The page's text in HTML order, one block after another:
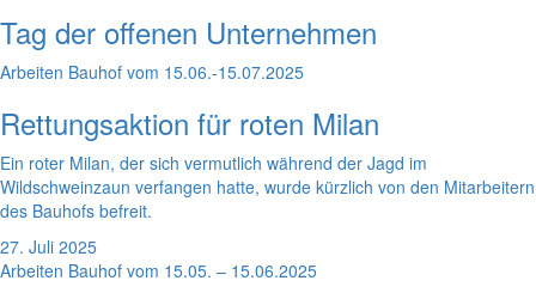
Tag der offenen Unternehmen
Arbeiten Bauhof vom 15.06.-15.07.2025
Rettungsaktion für roten Milan
Ein roter Milan, der sich vermutlich während der Jagd im
Wildschweinzaun verfangen hatte, wurde kürzlich von den Mitarbeitern
des Bauhofs befreit.
27. Juli 2025
Arbeiten Bauhof vom 15.05. – 15.06.2025